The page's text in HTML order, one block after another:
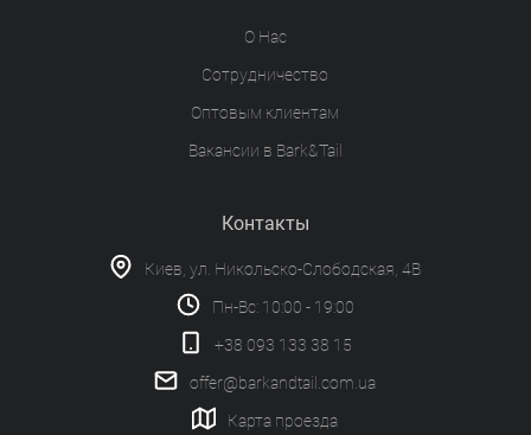
О Нас
Сотрудничество
Оптовым клиентам
Вакансии в Bark&Tail
Контакты
Киев, ул. Никольско-Слободская, 4В
Пн-Вс: 10:00 - 19:00
+38 093 133 38 15
offer@barkandtail.com.ua
Карта проезда